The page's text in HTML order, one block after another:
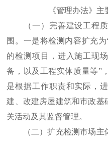
《管理办法》
（一）完善建设工程质
围。一是将检测内容扩充
的检测项目，进入施工现
备，以及工程实体质量等”
是根据工作职责和实际，
建、改建房屋建筑和市政基
关活动及其监督管理。
（二）扩充检测市场主